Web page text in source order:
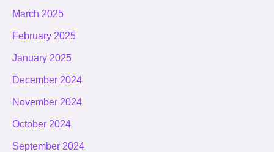
March 2025
February 2025
January 2025
December 2024
November 2024
October 2024
September 2024